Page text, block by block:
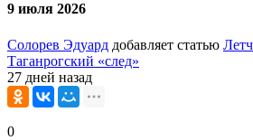
9 июля 2026
Солорев Эдуард добавляет статью
Таганрогский «след»
27 дней назад
0